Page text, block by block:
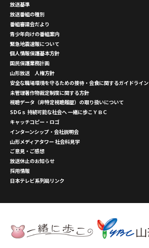
放送基準
放送番組の種別
番組審議会だより
青少年向けの番組案内
緊急地震速報について
個人情報保護基本方針
国民保護業務計画
山形放送 人権方針
安全な職場環境を守るための接待・会食に関するガイドライン
未管理著作物裁定制度に関する方針
視聴データ（非特定視聴履歴）の取り扱いについて
SDGｓ 持続可能な社会へ 一緒に歩こＹＢＣ
キャッチコピー・ロゴ
インターンシップ・会社説明会
山形メディアタワー 社会科見学
ご意見・ご感想
放送休止のお知らせ
採用情報
日本テレビ系列局リンク